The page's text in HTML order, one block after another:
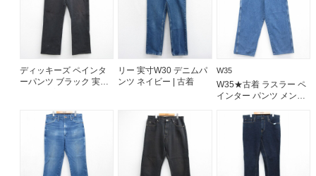
ご利用案内
お客様の声
レビュー1万件突破
お気に入りリスト
メルマガ登録
会社概要
店舗一覧
ディッキーズ ペインタ
ーパンツ ブラック 実寸
リー 実寸W30 デニムパ
ンツ ネイビー | 古着
W35
W35★古着 ラスラー ペ
インター パンツ メンズ
ム 26aug07